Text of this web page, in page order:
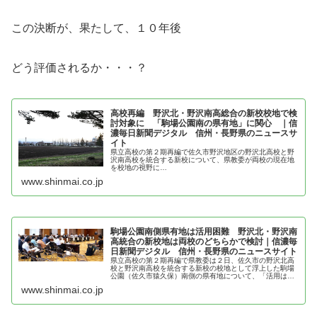
この決断が、果たして、１０年後
どう評価されるか・・・？
高校再編 野沢北・野沢南高総合の新校校地で検
討対象に 「駒場公園南の県有地」に関心 ｜信
濃毎日新聞デジタル 信州・長野県のニュースサ
イト
県立高校の第２期再編で佐久市野沢地区の野沢北高校と野
沢南高校を統合する新校について、県教委が両校の現在地
を校地の視野に…
www.shinmai.co.jp
駒場公園南側県有地は活用困難 野沢北・野沢南
高統合の新校地は両校のどちらかで検討｜信濃毎
日新聞デジタル 信州・長野県のニュースサイト
県立高校の第２期再編で県教委は２日、佐久市の野沢北高
校と野沢南高校を統合する新校の校地として浮上した駒場
公園（佐久市猿久保）南側の県有地について、「活用は困
www.shinmai.co.jp